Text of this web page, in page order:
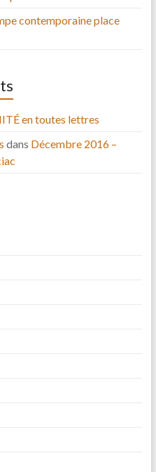
contemporaine place
en toutes lettres
dans Décembre 2016 –